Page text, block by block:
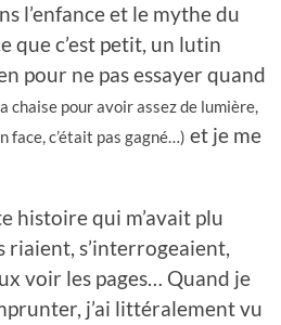
l’enfance et le mythe du
que c’est petit, un lutin
pour ne pas essayer quand
chaise pour avoir assez de lumière,
face, c’était pas gagné…) et je me
histoire qui m’avait plu
riaient, s’interrogeaient,
voir les pages… Quand je
j’ai littéralement vu